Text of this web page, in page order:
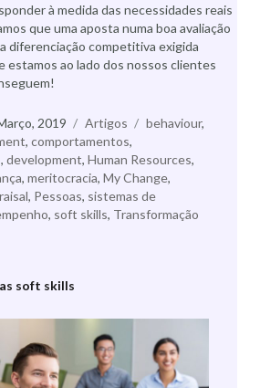
à medida das necessidades reais
que uma aposta numa boa avaliação
diferenciação competitiva exigida
estamos ao lado dos nossos clientes
2019 Categorias
Artigos Etiquetas
behaviour,
, comportamentos,
, development, Human Resources,
, meritocracia, My Change,
, Pessoas, sistemas de
, soft skills, Transformação
soft skills